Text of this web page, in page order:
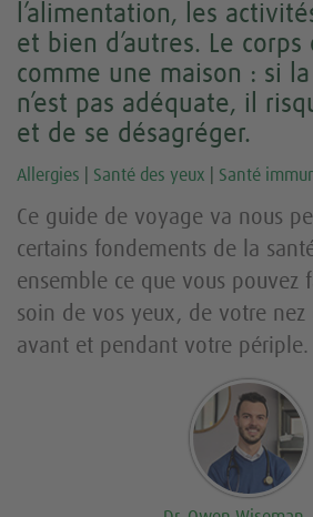
l’alimentation, les
et bien d’autres. Le
comme une maison : si
n’est pas adéquate, il
et de se désagréger.
Allergies Santé des yeux Santé
Ce guide de voyage va nous
certains fondements de la
ensemble ce que vous pouvez
soin de vos yeux, de votre
avant et pendant votre périple.